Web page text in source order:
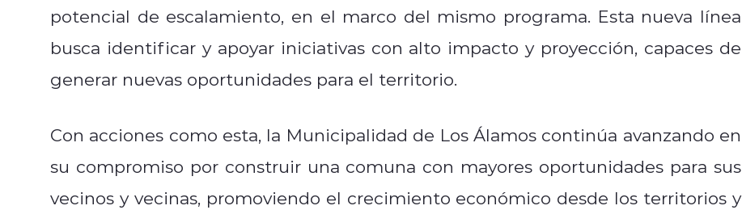
potencial de escalamiento, en el marco del mismo programa. Esta nueva línea
busca identificar y apoyar iniciativas con alto impacto y proyección, capaces de
generar nuevas oportunidades para el territorio.
Con acciones como esta, la Municipalidad de Los Álamos continúa avanzando en
su compromiso por construir una comuna con mayores oportunidades para sus
vecinos y vecinas, promoviendo el crecimiento económico desde los territorios y